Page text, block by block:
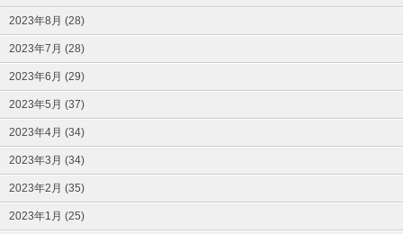
2023年8月 (28)
2023年7月 (28)
2023年6月 (29)
2023年5月 (37)
2023年4月 (34)
2023年3月 (34)
2023年2月 (35)
2023年1月 (25)